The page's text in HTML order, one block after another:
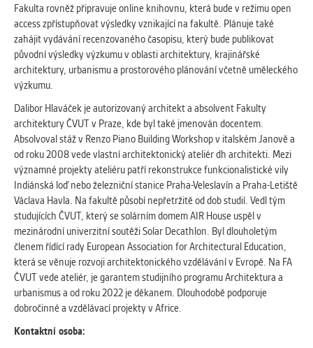
OSTATNÍ
Cookies, které aplikace nedokáže zařadit.
Naším cílem je, aby tato kategorie
zůstala prázdná a všechny cookies byly
přiřazeny do některé z kategorií
uvedených výše.
Fakulta rovněž připravuje online knihovnu, která bude v režimu open
access zpřístupňovat výsledky vznikající na fakultě. Plánuje také
zahájit vydávání recenzovaného časopisu, který bude publikovat
původní výsledky výzkumu v oblasti architektury, krajinářské
architektury, urbanismu a prostorového plánování včetně uměleckého
výzkumu.
Dalibor Hlaváček je autorizovaný architekt a absolvent Fakulty
architektury ČVUT v Praze, kde byl také jmenován docentem.
Absolvoval stáž v Renzo Piano Building Workshop v italském Janově a
od roku 2008 vede vlastní architektonický ateliér dh architekti. Mezi
významné projekty ateliéru patří rekonstrukce funkcionalistické vily
Indiánská loď nebo železniční stanice Praha-Veleslavín a Praha-Letiště
Václava Havla. Na fakultě působí nepřetržitě od dob studií. Vedl tým
studujících ČVUT, který se solárním domem AIR House uspěl v
mezinárodní univerzitní soutěži Solar Decathlon. Byl dlouholetým
členem řídící rady European Association for Architectural Education,
která se věnuje rozvoji architektonického vzdělávání v Evropě. Na FA
ČVUT vede ateliér, je garantem studijního programu Architektura a
urbanismus a od roku 2022 je děkanem. Dlouhodobě podporuje
dobročinné a vzdělávací projekty v Africe.
Kontaktní osoba: